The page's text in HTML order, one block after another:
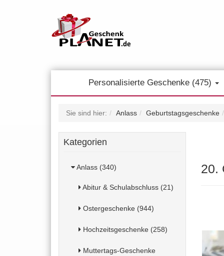
Personalisierte Geschenke (475)
Sie sind hier: Anlass Geburtstagsgeschenke
Kategorien
Anlass (340)
Abitur & Schulabschluss (21)
Ostergeschenke (944)
Hochzeitsgeschenke (258)
Muttertags-Geschenke
20.